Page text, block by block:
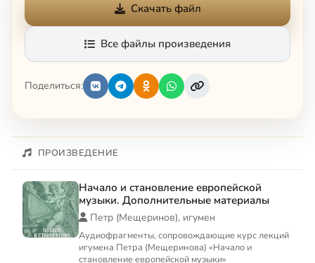
Скачать файл
Все файлы произведения
Поделиться:
ПРОИЗВЕДЕНИЕ
Начало и становление европейской
музыки. Дополнительные материалы
Петр (Мещеринов), игумен
Аудиофрагменты, сопровождающие курс лекций
игумена Петра (Мещеринова) «Начало и
становление европейской музыки»